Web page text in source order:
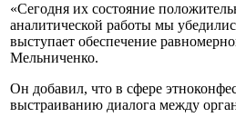
«Сегодня их состояние
аналитической работы мы
выступает обеспечение
Мельниченко.
Он добавил, что в сфере
выстраиванию диалога между